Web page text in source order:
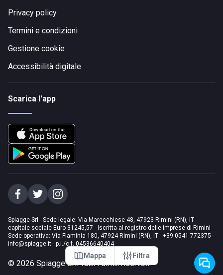
Mappa Filtra
Privacy policy
Termini e condizioni
Gestione cookie
Accessibilità digitale
Scarica l'app
Spiagge Srl - Sede legale: Via Marecchiese 48, 47923 Rimini (RN), IT -
capitale sociale Euro 31245,57 - Iscritta al registro delle imprese di Rimini
Sede operativa: Via Flaminia 180, 47924 Rimini (RN), IT - +39 0541 772375 -
info@spiagge.it - p.i./c.f. 04536640404
© 2026 Spiagge Srl. Tutti i diritti riservati.